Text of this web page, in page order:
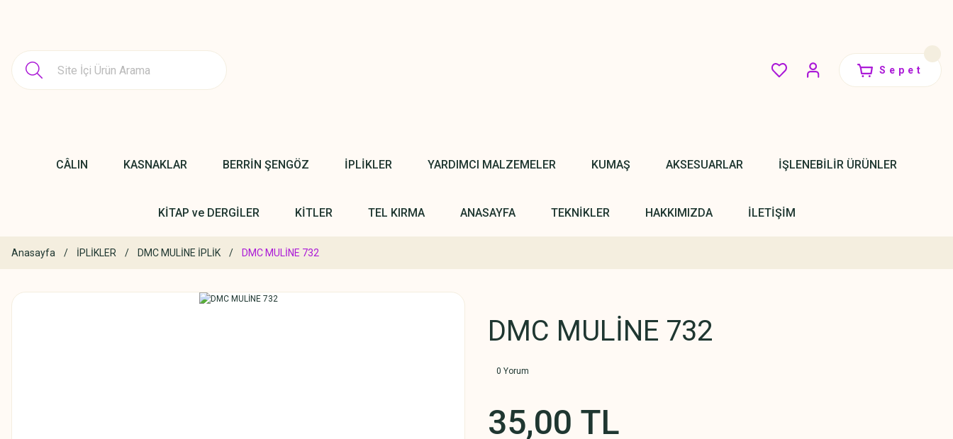
Sepet
CÂLIN KASNAKLAR BERRİN ŞENGÖZ İPLİKLER YARDIMCI MALZEMELER KUMAŞ AKSESUARLAR İŞLENEBİLİR ÜRÜNLER
KİTAP ve DERGİLER KİTLER TEL KIRMA ANASAYFA TEKNİKLER HAKKIMIZDA İLETİŞİM
Anasayfa İPLİKLER DMC MULİNE İPLİK DMC MULİNE 732
DMC MULİNE 732
0 Yorum
35,00 TL